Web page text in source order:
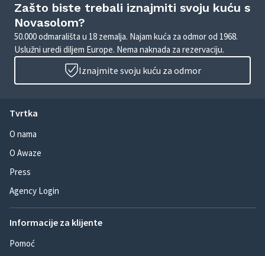
Zašto biste trebali iznajmiti svoju kuću s
Novasolom?
50.000 odmarališta u 18 zemalja. Najam kuća za odmor od 1968.
Uslužni uredi diljem Europe. Nema naknada za rezervaciju.
Iznajmite svoju kuću za odmor
Tvrtka
O nama
O Awaze
Press
Agency Login
Informacije za klijente
Pomoć